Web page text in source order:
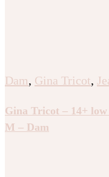
Dam, Gina Tricot,
Gina Tricot – 14+
M – Dam